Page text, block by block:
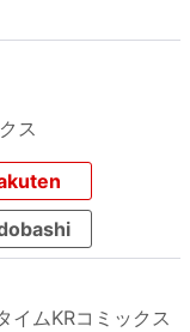
ス
イムKRコミックス